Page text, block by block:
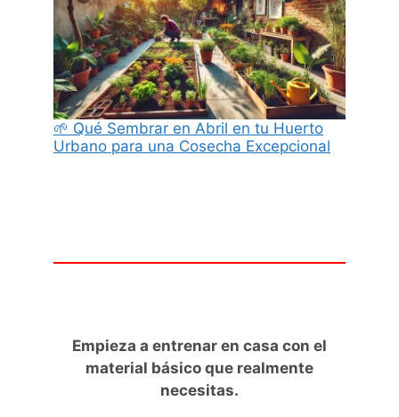
🌱 Qué Sembrar en Abril en tu Huerto
Urbano para una Cosecha Excepcional
Empieza a entrenar en casa con el
material básico que realmente
necesitas.